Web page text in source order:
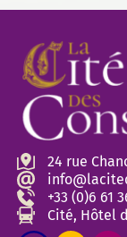
24 rue
+33 (0)6 61
Cité, Hôtel